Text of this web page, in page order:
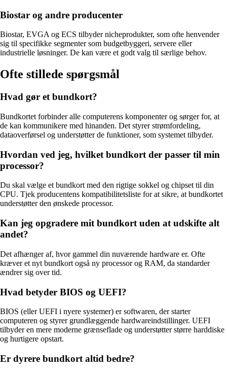
Biostar og andre producenter
Biostar, EVGA og ECS tilbyder nicheprodukter, som ofte henvender
sig til specifikke segmenter som budgetbyggeri, servere eller
industrielle løsninger. De kan være et godt valg til særlige behov.
Ofte stillede spørgsmål
Hvad gør et bundkort?
Bundkortet forbinder alle computerens komponenter og sørger for, at
de kan kommunikere med hinanden. Det styrer strømfordeling,
dataoverførsel og understøtter de funktioner, som systemet tilbyder.
Hvordan ved jeg, hvilket bundkort der passer til min
processor?
Du skal vælge et bundkort med den rigtige sokkel og chipset til din
CPU. Tjek producentens kompatibilitetsliste for at sikre, at bundkortet
understøtter den ønskede processor.
Kan jeg opgradere mit bundkort uden at udskifte alt
andet?
Det afhænger af, hvor gammel din nuværende hardware er. Ofte
kræver et nyt bundkort også ny processor og RAM, da standarder
ændrer sig over tid.
Hvad betyder BIOS og UEFI?
BIOS (eller UEFI i nyere systemer) er softwaren, der starter
computeren og styrer grundlæggende hardwareindstillinger. UEFI
tilbyder en mere moderne grænseflade og understøtter større harddiske
og hurtigere opstart.
Er dyrere bundkort altid bedre?